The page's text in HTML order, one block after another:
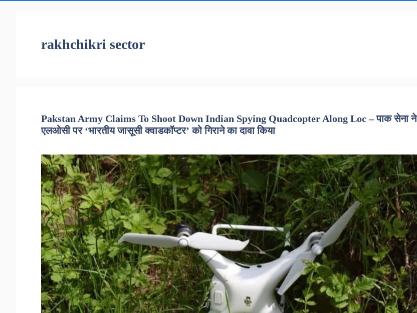
rakhchikri sector
Pakstan Army Claims To Shoot Down Indian Spying Quadcopter Along Loc – पाक सेना ने
एलओसी पर ‘भारतीय जासूसी क्वाडकॉप्टर’ को गिराने का दावा किया